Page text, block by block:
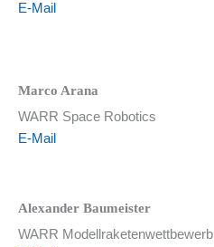
E-Mail
Marco Arana
WARR Space Robotics
E-Mail
Alexander Baumeister
WARR Modellraketenwettbewerb